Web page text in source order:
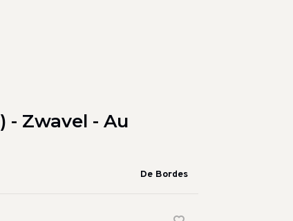
- Zwavel - Au
De Bordes